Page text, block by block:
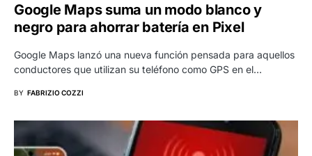
Google Maps suma un modo blanco y
negro para ahorrar batería en Pixel
Google Maps lanzó una nueva función pensada para aquellos
conductores que utilizan su teléfono como GPS en el…
BY FABRIZIO COZZI